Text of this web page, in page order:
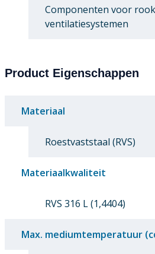
Componenten voor
ventilatiesystemen
Product Eigenschappen
Materiaal
Roestvaststaal (RVS)
Materiaalkwaliteit
RVS 316 L (1,4404)
Max. mediumtemperatuur